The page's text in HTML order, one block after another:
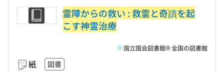
霊障からの救い : 救霊と奇蹟を起
こす神霊治療
紙 図書
国立国会図書館 全国の図書館